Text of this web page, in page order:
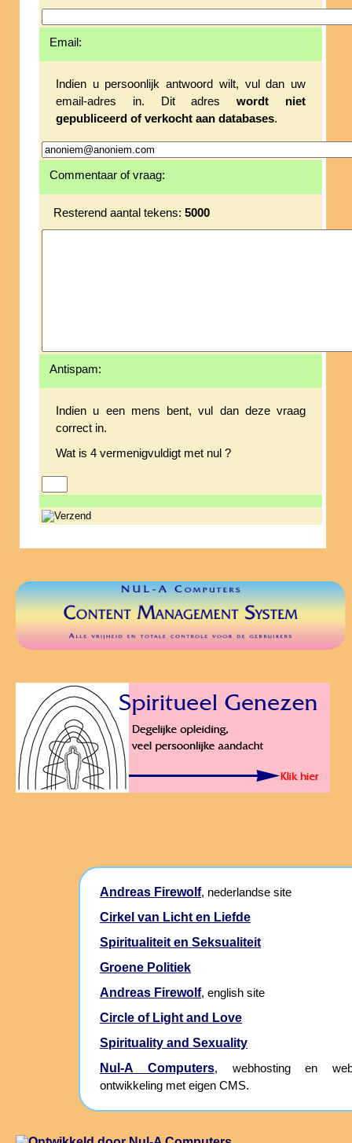
Email:
Indien u persoonlijk antwoord wilt, vul dan uw
email-adres in. Dit adreswordt niet
gepubliceerd of verkocht aan databases.
Commentaar of vraag:
Resterend aantal tekens: 5000
Antispam:
Indien u een mens bent, vul dan deze vraag
correct in.
Wat is 4 vermenigvuldigt met nul ?
Andreas Firewolf, nederlandse site
Cirkel van Licht en Liefde
Spiritualiteit en Seksualiteit
Groene Politiek
Andreas Firewolf, english site
Circle of Light and Love
Spirituality and Sexuality
Nul-A Computers, webhosting en
ontwikkeling met eigen CMS.